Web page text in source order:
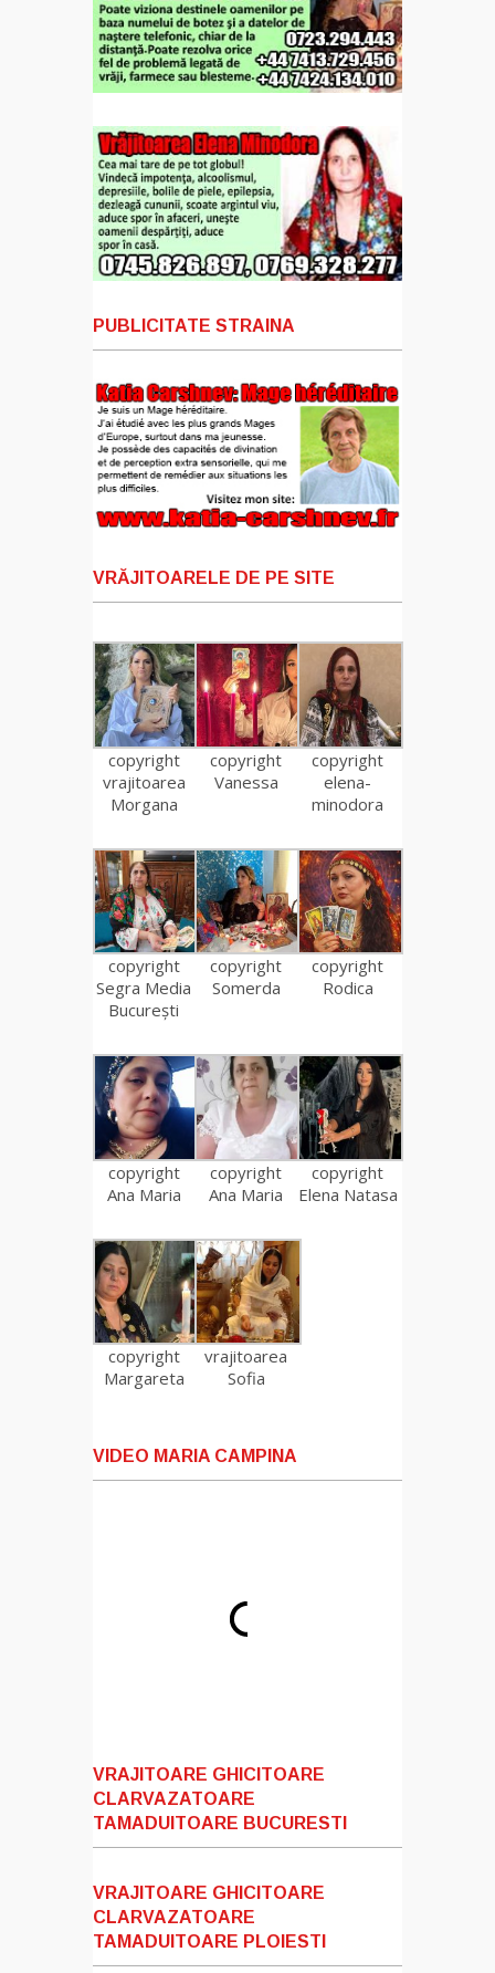
PUBLICITATE STRAINA
VRĂJITOARELE DE PE SITE
copyright
vrajitoarea
Morgana
copyright
Vanessa
copyright
elena-
minodora
copyright
Segra Media
București
copyright
Somerda
copyright
Rodica
copyright
Ana Maria
copyright
Ana Maria
copyright
Elena Natasa
copyright
Margareta
vrajitoarea
Sofia
VIDEO MARIA CAMPINA
VRAJITOARE GHICITOARE
CLARVAZATOARE
TAMADUITOARE BUCURESTI
VRAJITOARE GHICITOARE
CLARVAZATOARE
TAMADUITOARE PLOIESTI